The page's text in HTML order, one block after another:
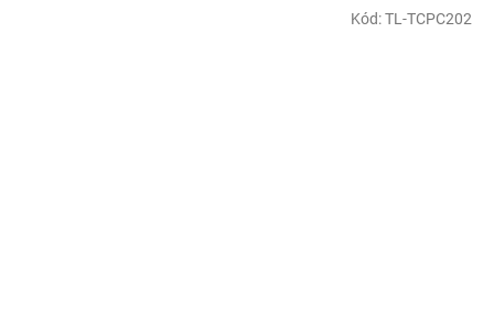
Kód:TL-TCPC202